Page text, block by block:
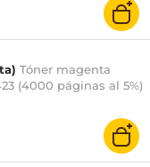
Tóner magenta
(4000 páginas al 5%)